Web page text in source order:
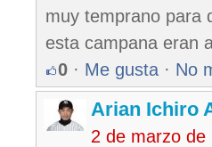
muy temprano para
esta campana eran
0 · Me gusta · No
Arian Ichiro
2 de marzo de